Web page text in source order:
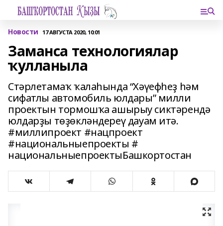
Новости 17 АВГУСТА 2020, 10:01
Заманса технологиялар
ҡулланыла
Стәрлетамаҡ ҡалаһында “Хәүефһеҙ һәм
сифатлы автомобиль юлдары” милли
проектын тормошҡа ашырыу сиктәрендә
юлдарҙы төҙөкләндереү дауам итә.
#миллипроект #нацпроект
#национальныепроекты #
национальныепроектыБашкортостан